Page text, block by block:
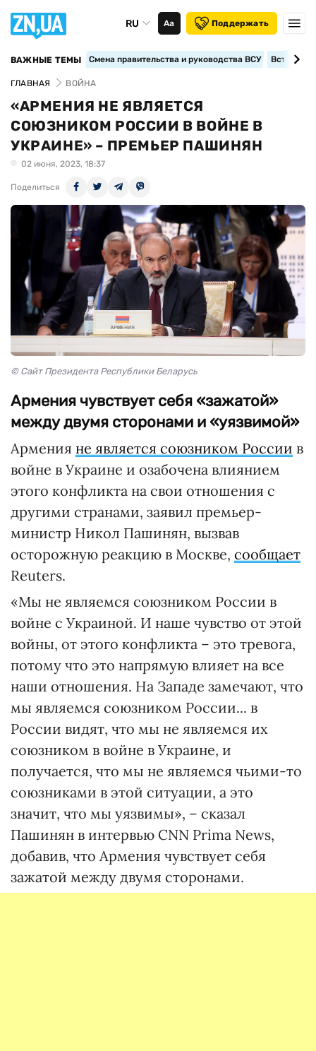
RU Аа Поддержать
ВАЖНЫЕ ТЕМЫ Смена правительства и руководства ВСУ
ГЛАВНАЯ ВОЙНА
«АРМЕНИЯ НЕ ЯВЛЯЕТСЯ
СОЮЗНИКОМ РОССИИ В ВОЙНЕ В
УКРАИНЕ» – ПРЕМЬЕР ПАШИНЯН
02 июня, 2023, 18:37
Поделиться
© Сайт Президента Республики Беларусь
Армения чувствует себя «зажатой»
между двумя сторонами и «уязвимой»
Армения не является союзником России в
войне в Украине и озабочена влиянием
этого конфликта на свои отношения с
другими странами, заявил премьер-
министр Никол Пашинян, вызвав
осторожную реакцию в Москве, сообщает
Reuters.
«Мы не являемся союзником России в
войне с Украиной. И наше чувство от этой
войны, от этого конфликта – это тревога,
потому что это напрямую влияет на все
наши отношения. На Западе замечают, что
мы являемся союзником России... в
России видят, что мы не являемся их
союзником в войне в Украине, и
получается, что мы не являемся чьими-то
союзниками в этой ситуации, а это
значит, что мы уязвимы», – сказал
Пашинян в интервью CNN Prima News,
добавив, что Армения чувствует себя
зажатой между двумя сторонами.